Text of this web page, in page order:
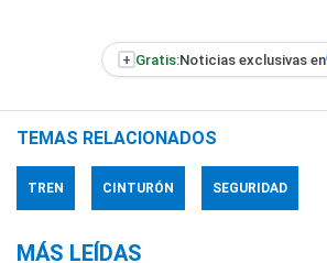
+ Gratis:Noticias exclusivas en
TEMAS RELACIONADOS
TREN CINTURÓN SEGURIDAD
MÁS LEÍDAS